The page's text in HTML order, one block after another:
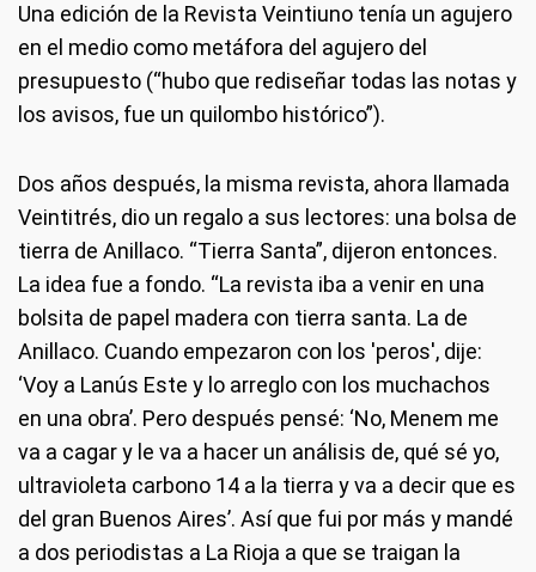
Una edición de la Revista Veintiuno tenía un agujero
en el medio como metáfora del agujero del
presupuesto (“hubo que rediseñar todas las notas y
los avisos, fue un quilombo histórico”).
Dos años después, la misma revista, ahora llamada
Veintitrés, dio un regalo a sus lectores: una bolsa de
tierra de Anillaco. “Tierra Santa”, dijeron entonces.
La idea fue a fondo. “La revista iba a venir en una
bolsita de papel madera con tierra santa. La de
Anillaco. Cuando empezaron con los 'peros', dije:
‘Voy a Lanús Este y lo arreglo con los muchachos
en una obra’. Pero después pensé: ‘No, Menem me
va a cagar y le va a hacer un análisis de, qué sé yo,
ultravioleta carbono 14 a la tierra y va a decir que es
del gran Buenos Aires’. Así que fui por más y mandé
a dos periodistas a La Rioja a que se traigan la